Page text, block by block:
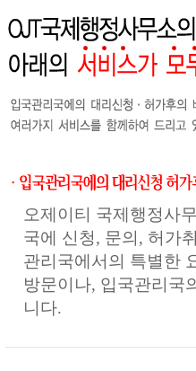
오제이티 국제행정사
국에 신청, 문의, 허가
관리국에서의 특별한
방문이나, 입국관리국
니다.